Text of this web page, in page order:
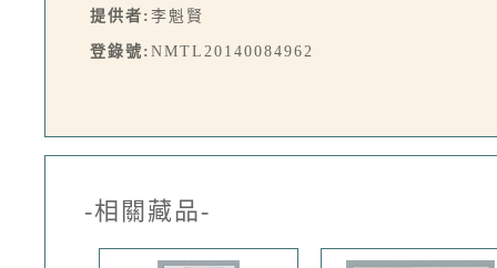
提供者: 李魁賢
登錄號: NMTL20140084962
-相關藏品-